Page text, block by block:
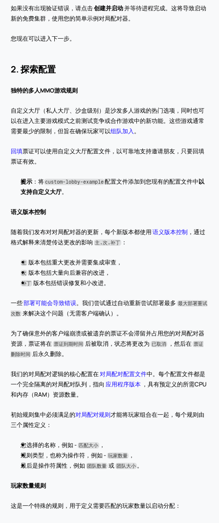
如果没有出现验证错误，请点击 创建并启动 并等待进程完成。这将导致启动
新的免费集群，使用您的简单示例对局配对器。
您现在可以进入下一步。
2. 探索配置
独特的多人MMO游戏规则
自定义大厅（私人大厅、沙盒级别）是沙发多人游戏的热门选项，同时也可
以在进入主要游戏模式之前测试竞争或合作游戏中的新功能。这些游戏通常
需要最少的限制，但旨在确保玩家可以组队加入。
回填票证可以使用自定义大厅配置文件，以可靠地支持邀请朋友，只要回填
票证有效。
提示 ：将 custom-lobby-example 配置文件添加到您现有的配置文件中以
支持自定义大厅。
语义版本控制
随着我们发布对对局配对器的更新，每个新版本都使用 语义版本控制 ，通过
格式解释来清楚传达更改的影响 主.次.补丁 ：
主 版本包括重大更改并需要集成审查，
次 版本包括大量向后兼容的改进，
补丁 版本包括错误修复和小改进。
一些 部署可能会导致错误。我们尝试通过自动重新尝试部署最多 最大部署重试
次数 来解决这个问题（无需客户端确认）。
为了确保意外的客户端崩溃或被遗弃的票证不会滞留并占用您的对局配对器
资源，票证将在 票证到期时间 后被取消，状态将更改为 已取消 ，然后在 票证
删除时间 后永久删除。
我们的对局配对逻辑的核心配置在 对局配对配置文件中。每个配置文件都是
一个完全隔离的对局配对队列，指向 应用程序版本 ，具有预定义的所需CPU
和内存（RAM）资源数量。
初始规则集中必须满足的对局配对规则才能将玩家组合在一起，每个规则由
三个属性定义：
您选择的名称，例如 - 匹配大小
，
规则类型，也称为操作符，例如 - 玩家数量
，
最后是操作符属性，例如 团队数量 或 团队大小 。
玩家数量规则
这是一个特殊的规则，用于定义需要匹配的玩家数量以启动分配：